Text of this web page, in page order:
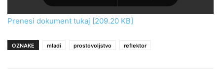
Prenesi dokument tukaj [209.20 KB]
OZNAKE mladi prostovoljstvo reflektor